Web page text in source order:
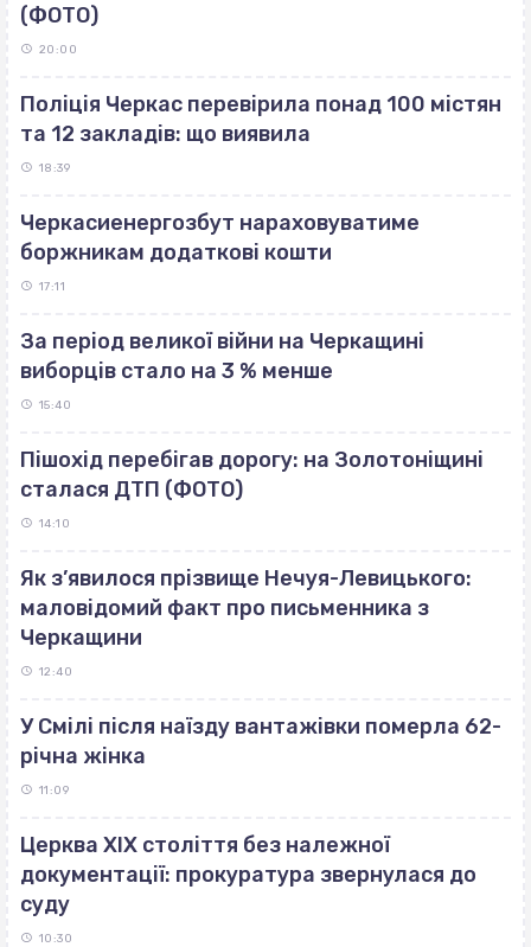
(ФОТО)
20:00
Поліція Черкас перевірила понад 100 містян
та 12 закладів: що виявила
18:39
Черкасиенергозбут нараховуватиме
боржникам додаткові кошти
17:11
За період великої війни на Черкащині
виборців стало на 3 % менше
15:40
Пішохід перебігав дорогу: на Золотоніщині
сталася ДТП (ФОТО)
14:10
Як з’явилося прізвище Нечуя-Левицького:
маловідомий факт про письменника з
Черкащини
12:40
У Смілі після наїзду вантажівки померла 62-
річна жінка
11:09
Церква ХІХ століття без належної
документації: прокуратура звернулася до
суду
10:30